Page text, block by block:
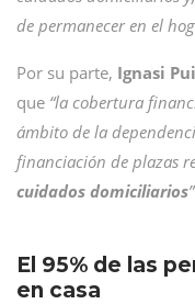
de permanecer en el
Por su parte, Ignasi
que “la cobertura
ámbito de la
financiación de plazas
cuidados domiciliarios”
El 95% de las
en casa